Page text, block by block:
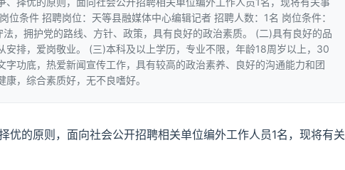
位条件 招聘岗位：天等县融媒体中心编辑记者 招聘人数：1名 岗位条件：
，拥护党的路线、方针、政策，具有良好的政治素质。 (二)具有良好的品
安排，爱岗敬业。 (三)本科及以上学历，专业不限，年龄18周岁以上，30
字功底，热爱新闻宣传工作，具有较高的政治素养、良好的沟通能力和团
，综合素质好，无不良嗜好。
优的原则，面向社会公开招聘相关单位编外工作人员1名，现将有关